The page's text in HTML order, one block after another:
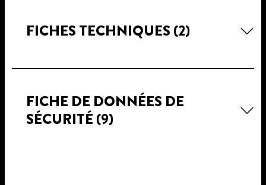
FICHES TECHNIQUES (2)
FICHE DE DONNÉES DE
SÉCURITÉ (9)